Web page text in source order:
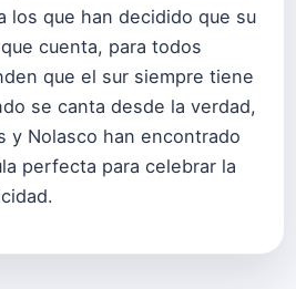
los que han decidido que su
cuenta, para todos
que el sur siempre tiene
se canta desde la verdad,
y Nolasco han encontrado
perfecta para celebrar la